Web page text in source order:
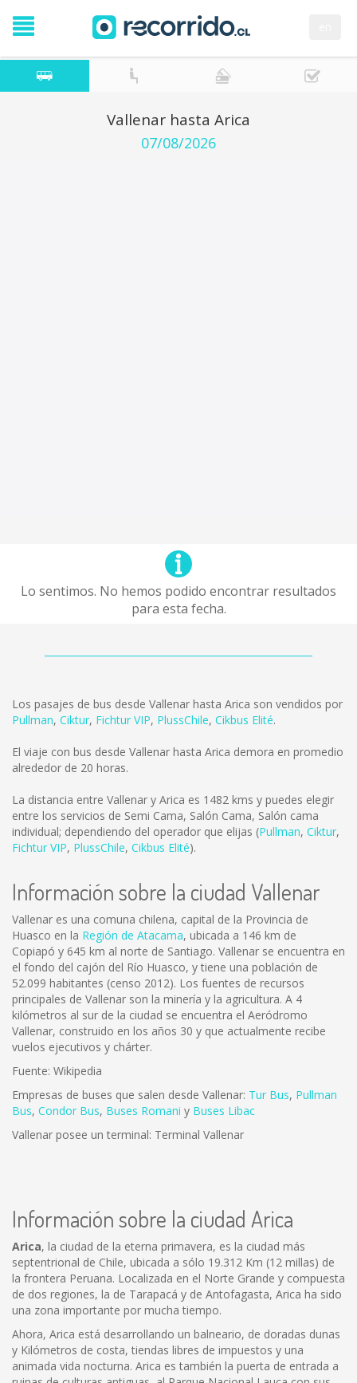
Vallenar hasta Arica
07/08/2026
Lo sentimos. No hemos podido encontrar resultados
para esta fecha.
Los pasajes de bus desde Vallenar hasta Arica son vendidos por
Pullman, Ciktur, Fichtur VIP, PlussChile, Cikbus Elité.
El viaje con bus desde Vallenar hasta Arica demora en promedio
alrededor de 20 horas.
La distancia entre Vallenar y Arica es 1482 kms y puedes elegir
entre los servicios de Semi Cama, Salón Cama, Salón cama
individual; dependiendo del operador que elijas (Pullman, Ciktur,
Fichtur VIP, PlussChile, Cikbus Elité).
Información sobre la ciudad Vallenar
Vallenar es una comuna chilena, capital de la Provincia de
Huasco en la Región de Atacama, ubicada a 146 km de
Copiapó y 645 km al norte de Santiago. Vallenar se encuentra en
el fondo del cajón del Río Huasco, y tiene una población de
52.099 habitantes (censo 2012). Los fuentes de recursos
principales de Vallenar son la minería y la agricultura. A 4
kilómetros al sur de la ciudad se encuentra el Aeródromo
Vallenar, construido en los años 30 y que actualmente recibe
vuelos ejecutivos y chárter.
Fuente: Wikipedia
Empresas de buses que salen desde Vallenar: Tur Bus, Pullman
Bus, Condor Bus, Buses Romani y Buses Libac
Vallenar posee un terminal: Terminal Vallenar
Información sobre la ciudad Arica
Arica, la ciudad de la eterna primavera, es la ciudad más
septentrional de Chile, ubicada a sólo 19.312 Km (12 millas) de
la frontera Peruana. Localizada en el Norte Grande y compuesta
de dos regiones, la de Tarapacá y de Antofagasta, Arica ha sido
una zona importante por mucha tiempo.
Ahora, Arica está desarrollando un balneario, de doradas dunas
y Kilómetros de costa, tiendas libres de impuestos y una
animada vida nocturna. Arica es también la puerta de entrada a